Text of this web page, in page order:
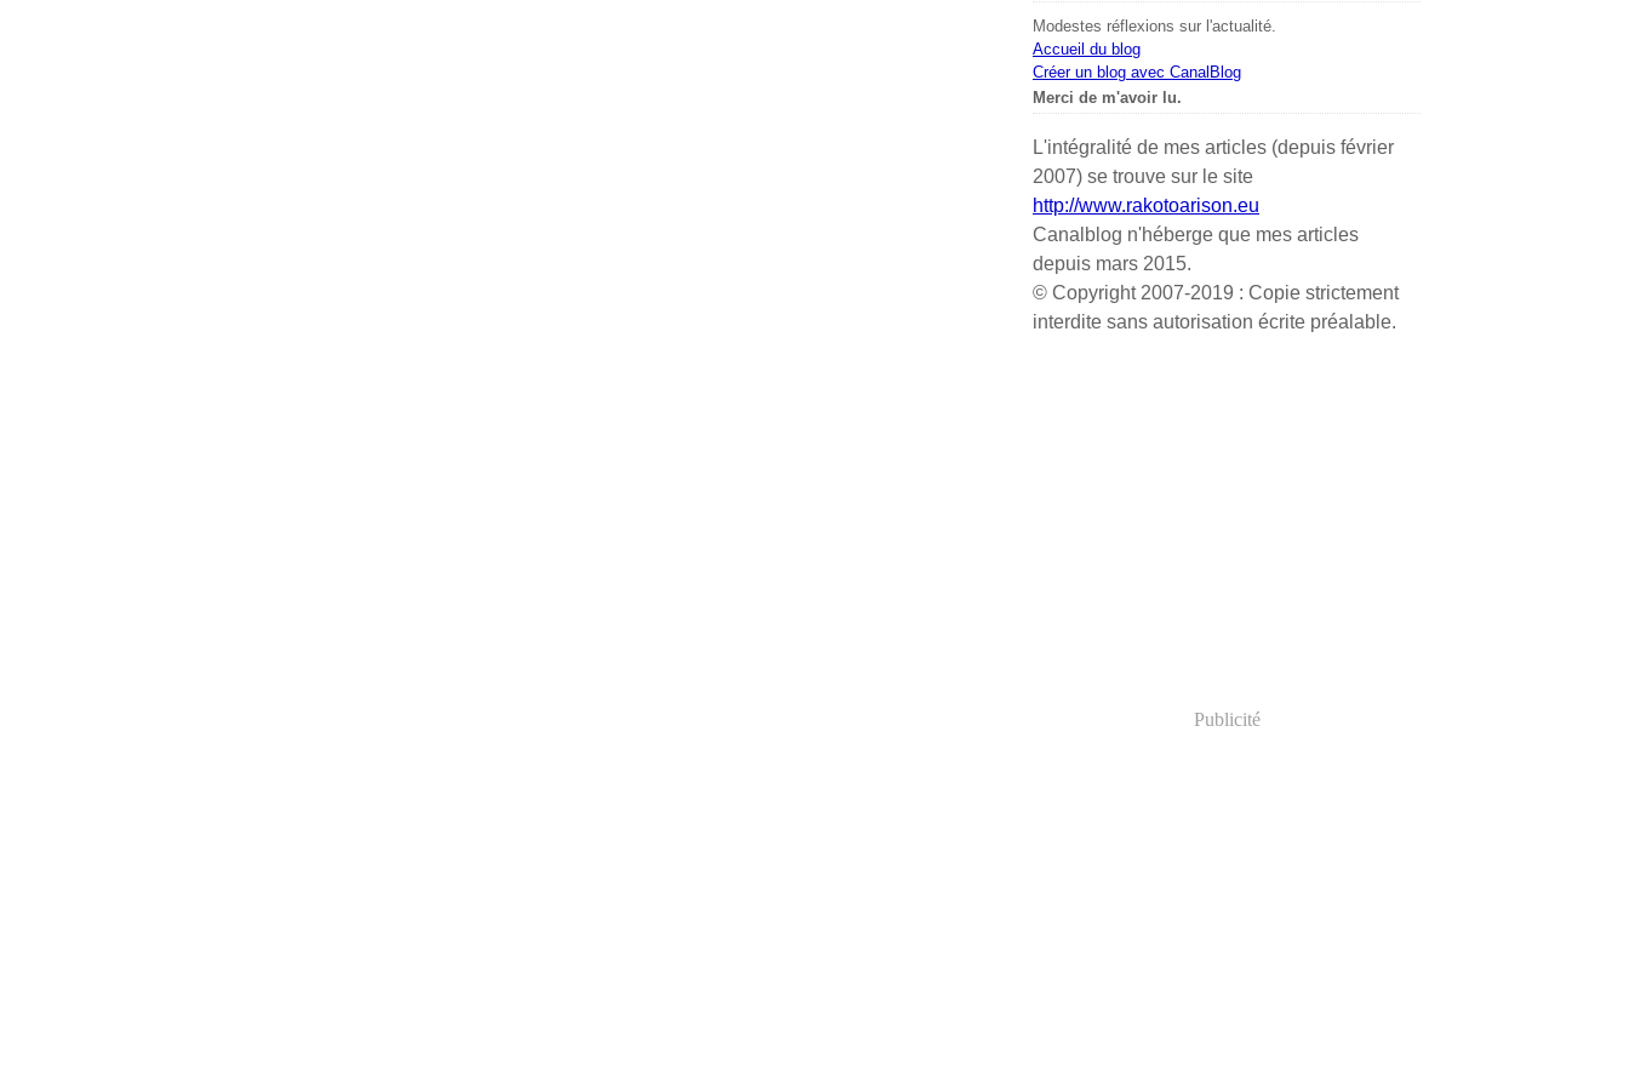
Modestes réflexions sur l'actualité.
Accueil du blog
Créer un blog avec CanalBlog
Merci de m'avoir lu.
L'intégralité de mes articles (depuis février
2007) se trouve sur le site
http://www.rakotoarison.eu
Canalblog n'héberge que mes articles
depuis mars 2015.
© Copyright 2007-2019 : Copie strictement
interdite sans autorisation écrite préalable.
Publicité